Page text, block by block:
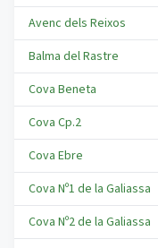
Avenc dels Reixos
Balma del Rastre
Cova Beneta
Cova Cp.2
Cova Ebre
Cova Nº1 de la Galiassa
Cova Nº2 de la Galiassa